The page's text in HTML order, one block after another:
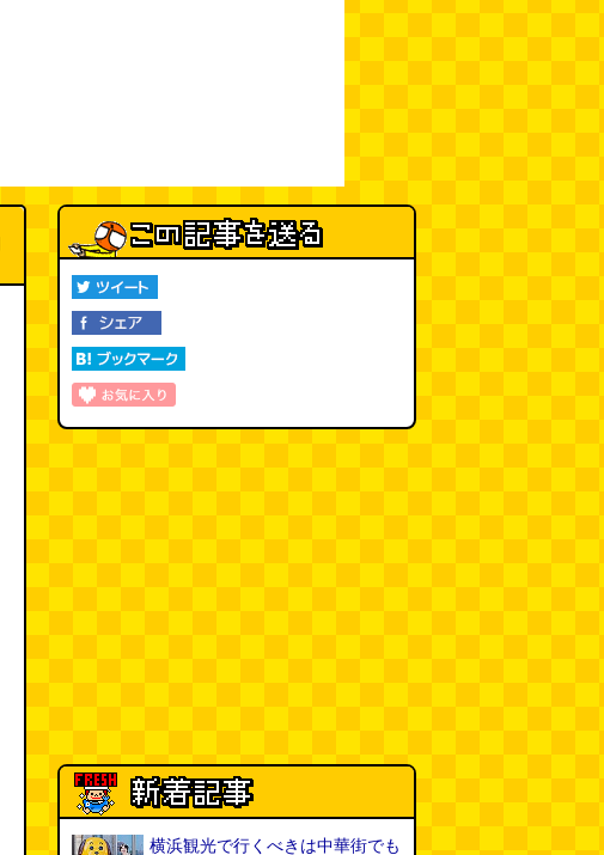
横浜観光で行くべきは中華街でも